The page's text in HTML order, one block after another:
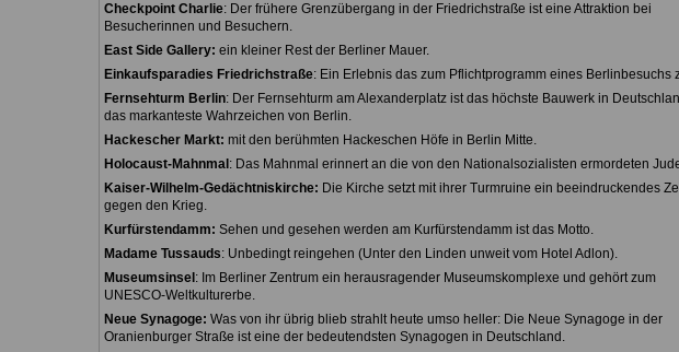
Checkpoint Charlie: Der frühere Grenzübergang in der Friedrichstraße ist eine Attraktion bei
Besucherinnen und Besuchern.
East Side Gallery: ein kleiner Rest der Berliner Mauer.
Einkaufsparadies Friedrichstraße: Ein Erlebnis das zum Pflichtprogramm eines Berlinbesuchs
Fernsehturm Berlin: Der Fernsehturm am Alexanderplatz ist das höchste Bauwerk in
das markanteste Wahrzeichen von Berlin.
Hackescher Markt: mit den berühmten Hackeschen Höfe in Berlin Mitte.
Holocaust-Mahnmal : Das Mahnmal erinnert an die von den Nationalsozialisten ermordeten
Kaiser-Wilhelm-Gedächtniskirche: Die Kirche setzt mit ihrer Turmruine ein beeindruckendes
gegen den Krieg.
Kurfürstendamm: Sehen und gesehen werden am Kurfürstendamm ist das Motto.
Madame Tussauds: Unbedingt reingehen (Unter den Linden unweit vom Hotel Adlon).
Museumsinsel : Im Berliner Zentrum ein herausragender Museumskomplexe und gehört zum
UNESCO-Weltkulturerbe.
Neue Synagoge: Was von ihr übrig blieb strahlt heute umso heller: Die Neue Synagoge in der
Oranienburger Straße ist eine der bedeutendsten Synagogen in Deutschland.